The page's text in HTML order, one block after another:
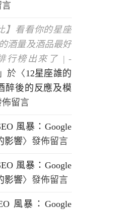
言
】看看你的星座
酒量及酒品最好
行榜出來了 | -
」於〈 12星座誰的
醉後的反應及模
佈留言
風暴：Google
影響〉發佈留言
風暴：Google
影響〉發佈留言
風暴：Google